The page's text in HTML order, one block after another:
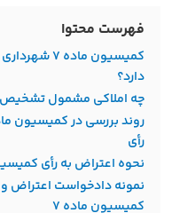
فهرست محتوا
کمیسیون
دارد؟
چه املاکی مشمول
رأی
نحوه اعتراض به رأی کمیسیون
نمونه دادخواست اعتراض و
کمیسیون ماده ۷